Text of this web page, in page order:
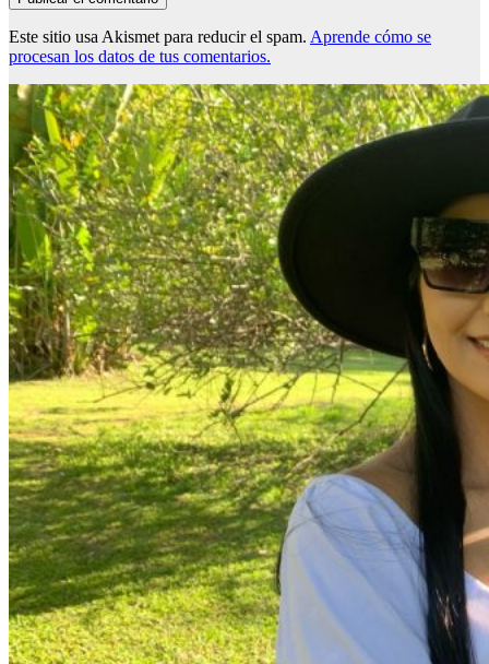
Este sitio usa Akismet para reducir el spam. Aprende cómo se
procesan los datos de tus comentarios.